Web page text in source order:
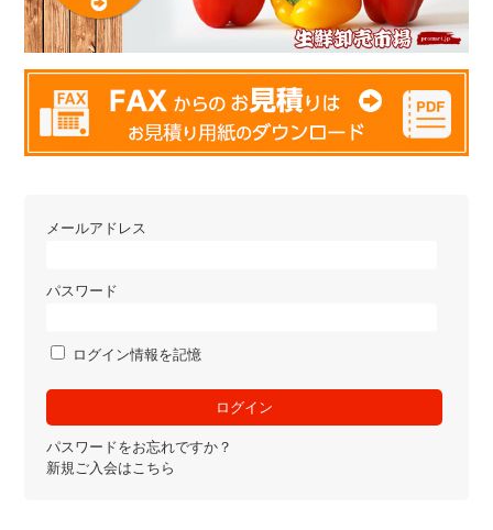
メールアドレス
パスワード
ログイン情報を記憶
パスワードをお忘れですか？
新規ご入会はこちら